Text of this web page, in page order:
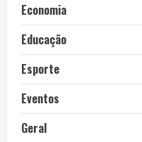
Economia
Educação
Esporte
Eventos
Geral